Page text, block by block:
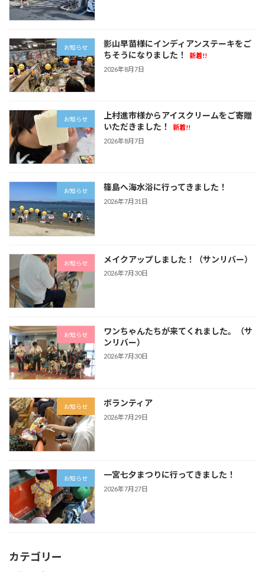
お知らせ
影山早苗様にインディアンステーキをご
ちそうになりました！
新着!!
2026年8月7日
お知らせ
上村進市様からアイスクリームをご寄贈
いただきました！
新着!!
2026年8月7日
お知らせ 篠島へ海水浴に行ってきました！
2026年7月31日
お知らせ メイクアップしました！（サンリバー）
2026年7月30日
お知らせ
ワンちゃんたちが来てくれました。（サ
ンリバー）
2026年7月30日
お知らせ ボランティア
2026年7月29日
お知らせ 一宮七夕まつりに行ってきました！
2026年7月27日
カテゴリー